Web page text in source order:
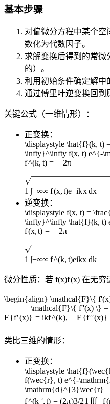
基本步骤
对偏微分方程中某个空
数化为代数因子。
求解变换后得到的常微
的）。
利用初始条件确定解中
通过傅里叶逆变换回到
关键公式（一维情形）：
正变换：
\displaystyle \hat{f}(k,
\infty}^\infty f(x, t) e^{-
f^(k, t) = 2π
1 ∫−∞∞ f(x,t)e−ikx dx
逆变换：
\displaystyle f(x, t) =
\infty}^\infty \hat{f}(k, t)
f(x,t) = 2π
1 ∫−∞∞ f^(k, t)eikx dk
微分性质：若 f(x)f(x)在无穷
\begin{align} \mathcal{F}\{
\mathcal{F}\{ f''(x) \}
F{f′(x)} = ikf^(k), F{f′′(x)}
类比三维的情形：
正变换：
\displaystyle
f(\vec{r}, t) e^{-
\mathrm{d}^{3}\vec{r}
f^(k , t) = (2π)3/21 ∭ f(